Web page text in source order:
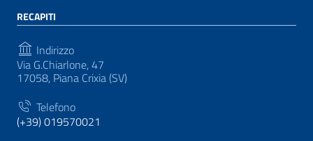
RECAPITI
Indirizzo
Via G.Chiarlone, 47
17058, Piana Crixia (SV)
Telefono
(+39) 019570021